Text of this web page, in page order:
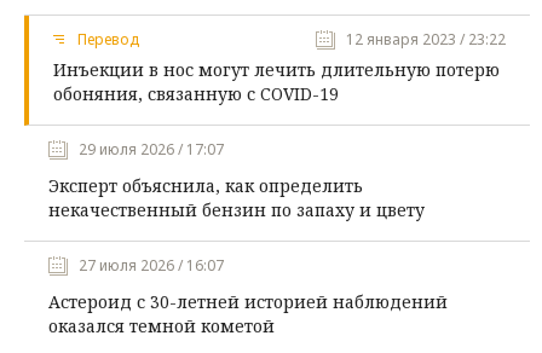
Перевод 12 января 2023 / 23:22
Инъекции в нос могут лечить длительную потерю
обоняния, связанную с COVID-19
29 июля 2026 / 17:07
Эксперт объяснила, как определить
некачественный бензин по запаху и цвету
27 июля 2026 / 16:07
Астероид с 30-летней историей наблюдений
оказался темной кометой